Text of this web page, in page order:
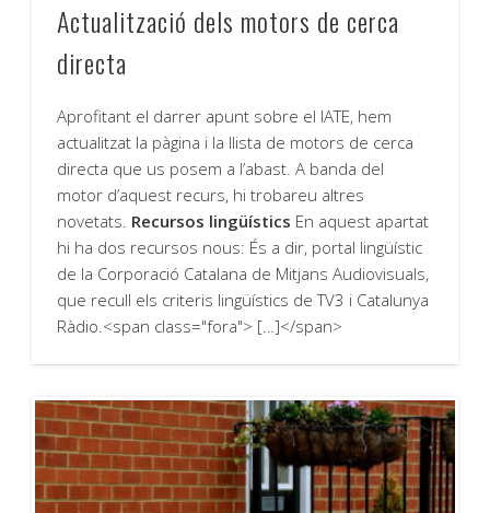
Actualització dels motors de cerca
directa
Aprofitant el darrer apunt sobre el IATE, hem
actualitzat la pàgina i la llista de motors de cerca
directa que us posem a l’abast. A banda del
motor d’aquest recurs, hi trobareu altres
novetats. Recursos lingüístics En aquest apartat
hi ha dos recursos nous: És a dir, portal lingüístic
de la Corporació Catalana de Mitjans Audiovisuals,
que recull els criteris lingüístics de TV3 i Catalunya
Ràdio.<span class="fora"> […]</span>